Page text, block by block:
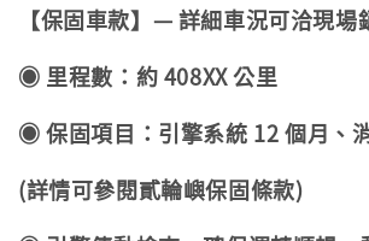
【保固車款】— 詳細車況可洽現場
◉ 里程數：約 408XX 公里
◉ 保固項目：引擎系統 12 個月、
(詳情可參閱貳輪嶼保固條款)